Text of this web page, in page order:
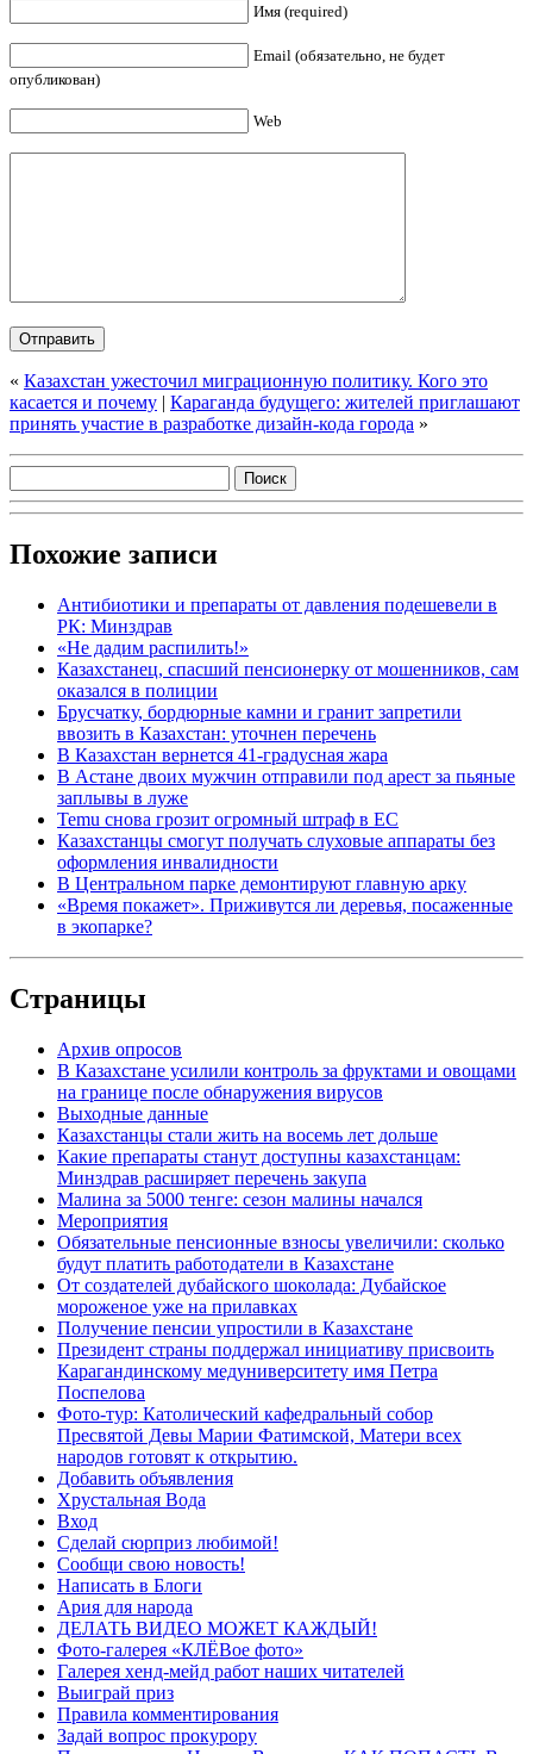
Имя (required)
Email (обязательно, не будет
опубликован)
Web
« Казахстан ужесточил миграционную политику. Кого это
касается и почему | Караганда будущего: жителей приглашают
принять участие в разработке дизайн-кода города »
Похожие записи
Антибиотики и препараты от давления подешевели в
РК: Минздрав
«Не дадим распилить!»
Казахстанец, спасший пенсионерку от мошенников, сам
оказался в полиции
Брусчатку, бордюрные камни и гранит запретили
ввозить в Казахстан: уточнен перечень
В Казахстан вернется 41-градусная жара
В Астане двоих мужчин отправили под арест за пьяные
заплывы в луже
Temu снова грозит огромный штраф в ЕС
Казахстанцы смогут получать слуховые аппараты без
оформления инвалидности
В Центральном парке демонтируют главную арку
«Время покажет». Приживутся ли деревья, посаженные
в экопарке?
Страницы
Архив опросов
В Казахстане усилили контроль за фруктами и овощами
на границе после обнаружения вирусов
Выходные данные
Казахстанцы стали жить на восемь лет дольше
Какие препараты станут доступны казахстанцам:
Минздрав расширяет перечень закупа
Малина за 5000 тенге: сезон малины начался
Мероприятия
Обязательные пенсионные взносы увеличили: сколько
будут платить работодатели в Казахстане
От создателей дубайского шоколада: Дубайское
мороженое уже на прилавках
Получение пенсии упростили в Казахстане
Президент страны поддержал инициативу присвоить
Карагандинскому медуниверситету имя Петра
Поспелова
Фото-тур: Католический кафедральный собор
Пресвятой Девы Марии Фатимской, Матери всех
народов готовят к открытию.
Добавить объявления
Хрустальная Вода
Вход
Сделай сюрприз любимой!
Сообщи свою новость!
Написать в Блоги
Ария для народа
ДЕЛАТЬ ВИДЕО МОЖЕТ КАЖДЫЙ!
Фото-галерея «КЛЁВое фото»
Галерея хенд-мейд работ наших читателей
Выиграй приз
Правила комментирования
Задай вопрос прокурору